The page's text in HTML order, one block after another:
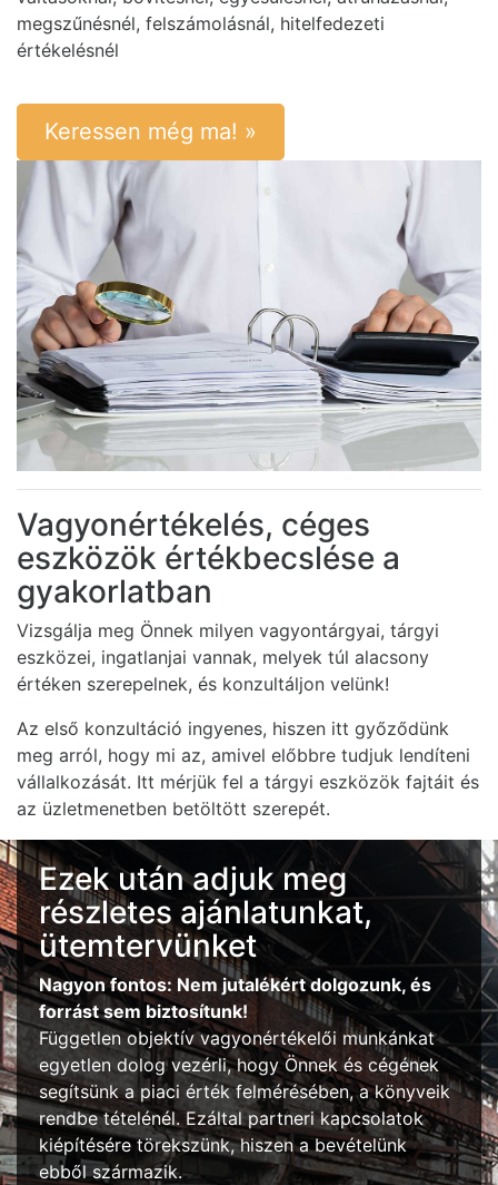
megszűnésnél, felszámolásnál, hitelfedezeti
értékelésnél
Keressen még ma! »
Vagyonértékelés, céges
eszközök értékbecslése a
gyakorlatban
Vizsgálja meg Önnek milyen vagyontárgyai, tárgyi
eszközei, ingatlanjai vannak, melyek túl alacsony
értéken szerepelnek, és konzultáljon velünk!
Az első konzultáció ingyenes, hiszen itt győződünk
meg arról, hogy mi az, amivel előbbre tudjuk lendíteni
vállalkozását. Itt mérjük fel a tárgyi eszközök fajtáit és
az üzletmenetben betöltött szerepét.
Ezek után adjuk meg
részletes ajánlatunkat,
ütemtervünket
Nagyon fontos: Nem jutalékért dolgozunk, és
forrást sem biztosítunk!
Független objektív vagyonértékelői munkánkat
egyetlen dolog vezérli, hogy Önnek és cégének
segítsünk a piaci érték felmérésében, a könyveik
rendbe tételénél. Ezáltal partneri kapcsolatok
kiépítésére törekszünk, hiszen a bevételünk
ebből származik.